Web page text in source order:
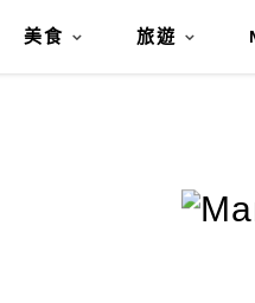
美食 旅遊